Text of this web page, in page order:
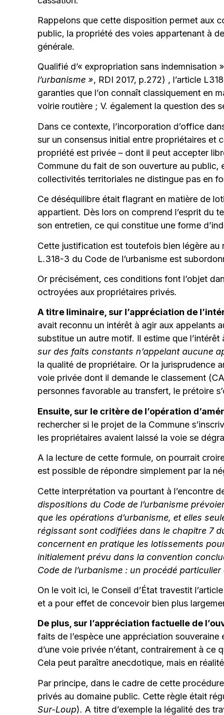
Rappelons que cette disposition permet aux
public, la propriété des voies appartenant à
générale.
Qualifié d’« expropriation sans indemnisation
l’urbanisme », RDI 2017, p.272) , l’article
garanties que l’on connaît classiquement en
voirie routière ; V. également la question des
Dans ce contexte, l’incorporation d’office
sur un consensus initial entre propriétaires et
propriété est privée – dont il peut accepter
Commune du fait de son ouverture au
collectivités territoriales ne distingue pas en
Ce déséquilibre était flagrant en matière de
appartient. Dès lors on comprend l’esprit du
son entretien, ce qui constitue une forme
Cette justification est toutefois bien légère au
L.318-3 du Code de l’urbanisme est
Or précisément, ces conditions font l’objet
octroyées aux propriétaires privés.
A titre liminaire, sur l’appréciation de
avait reconnu un intérêt à agir aux appelants
substitue un autre motif. Il estime que
sur des faits constants n’appelant aucune
la qualité de propriétaire. Or la jurisprudence
voie privée dont il demande le classement
personnes favorable au transfert, le prétoire
Ensuite, sur le critère de l’opération
rechercher si le projet de la Commune
les propriétaires avaient laissé la voie se
A la lecture de cette formule, on pourrait
est possible de répondre simplement par la
Cette interprétation va pourtant à l’encontre
dispositions du Code de l’urbanisme
que les opérations d’urbanisme, et elles
régissant sont codifiées dans le chapitre 7
concernent en pratique les lotissements
initialement prévu dans la convention
Code de l’urbanisme : un procédé
On le voit ici, le Conseil d’État travestit
et a pour effet de concevoir bien plus
De plus, sur l’appréciation factuelle de
faits de l’espèce une appréciation
d’une voie privée n’étant, contrairement à ce
Cela peut paraître anecdotique, mais en
Par principe, dans le cadre de cette
privés au domaine public. Cette règle était
Sur-Loup). A titre d’exemple la légalité des